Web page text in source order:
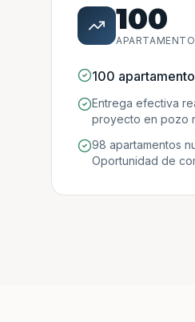
100
100
Entrega efectiva
proyecto en pozo
98 apartamentos
Oportunidad de